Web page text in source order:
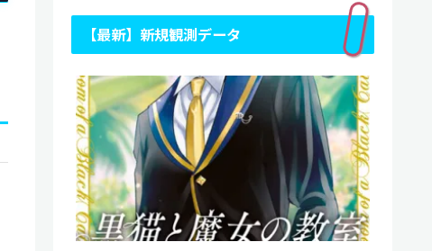
【最新】新規観測データ